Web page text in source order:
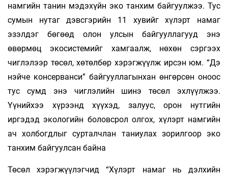
намгийн танин мэдэхүйн эко танхим байгуулжээ. Тус
сумын нутаг дэвсгэрийн 11 хувийг хүлэрт намаг
эзэлдэг бөгөөд олон улсын байгууллагууд энэ
өвөрмөц экосистемийг хамгаалж, нөхөн сэргээх
чиглэлээр төсөл, хөтөлбөр хэрэгжүүлж ирсэн юм. “Дэ
нэйче консерванси” байгууллагынхан өнгөрсөн оноос
тус сумд энэ чиглэлийн шинэ төсөл эхлүүлжээ.
Үүнийхээ хүрээнд хүүхэд, залуус, орон нутгийн
иргэдэд экологийн боловсрол олгох, хүлэрт намгийн
ач холбогдлыг сурталчлан таниулах зорилгоор эко
танхим байгуулсан байна
Төсөл хэрэгжүүлэгчид “Хүлэрт намаг нь дэлхийн